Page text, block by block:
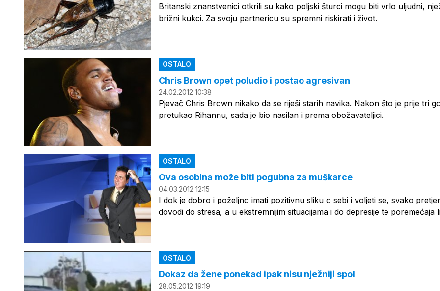
Britanski znanstvenici otkrili su kako poljski šturci mogu biti vrlo uljudni,
brižni kukci. Za svoju partnericu su spremni riskirati i život.
OSTALO
Chris Brown opet poludio i postao agresivan
24.02.2012 10:38
Pjevač Chris Brown nikako da se riješi starih navika. Nakon što je prije tri
pretukao Rihannu, sada je bio nasilan i prema obožavateljici.
OSTALO
Ova osobina može biti pogubna za muškarce
04.03.2012 12:15
I dok je dobro i poželjno imati pozitivnu sliku o sebi i voljeti se, svako
dovodi do stresa, a u ekstremnijim situacijama i do depresije te poremećaja
OSTALO
Dokaz da žene ponekad ipak nisu nježniji spol
28.05.2012 19:19